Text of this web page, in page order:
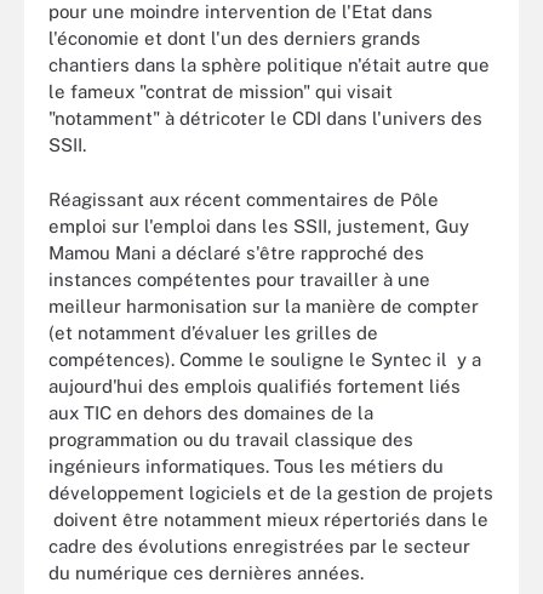
pour une moindre intervention de l'Etat dans
l'économie et dont l'un des derniers grands
chantiers dans la sphère politique n'était autre que
le fameux "contrat de mission" qui visait
"notamment" à détricoter le CDI dans l'univers des
SSII.
Réagissant aux récent commentaires de Pôle
emploi sur l'emploi dans les SSII, justement, Guy
Mamou Mani a déclaré s'être rapproché des
instances compétentes pour travailler à une
meilleur harmonisation sur la manière de compter
(et notamment d’évaluer les grilles de
compétences). Comme le souligne le Syntec il y a
aujourd'hui des emplois qualifiés fortement liés
aux TIC en dehors des domaines de la
programmation ou du travail classique des
ingénieurs informatiques. Tous les métiers du
développement logiciels et de la gestion de projets
doivent être notamment mieux répertoriés dans le
cadre des évolutions enregistrées par le secteur
du numérique ces dernières années.